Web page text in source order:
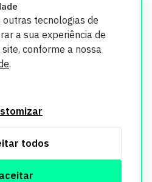
tecnologias de
a sua experiência de
conforme a nossa
.
todos
aceitar
em nosso site são
fins de aprimoramento de
de Privacidade.
os direitos reservados.